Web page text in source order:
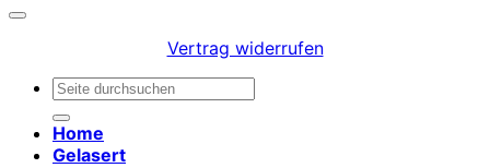
Vertrag widerrufen
Suchen
Home
Gelasert